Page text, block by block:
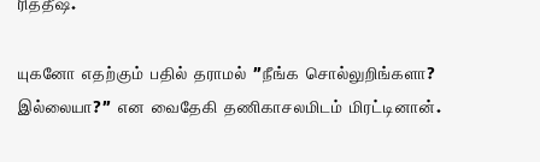
யுகனோ எதற்கும் பதில் தராமல் ”நீங்க சொல்லுறிங்களா?
இல்லையா?” என வைதேகி தணிகாசலமிடம் மிரட்டினான்.